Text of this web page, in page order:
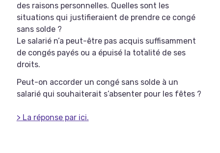
des raisons personnelles. Quelles sont les
situations qui justifieraient de prendre ce congé
sans solde ?
Le salarié n’a peut-être pas acquis suffisamment
de congés payés ou a épuisé la totalité de ses
droits.
Peut-on accorder un congé sans solde à un
salarié qui souhaiterait s’absenter pour les fêtes ?
> La réponse par ici.